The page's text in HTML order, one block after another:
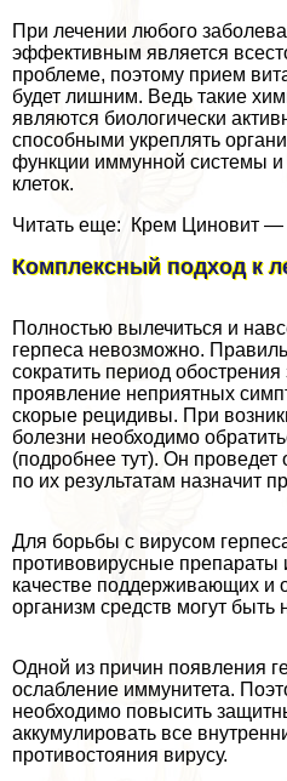
При лечении любого
эффективным является
проблеме, поэтому прием
будет лишним. Ведь такие
являются биологически
способными укреплять
функции иммунной системы и
клеток.
Читать еще: Крем Циновит —
Комплексный подход к
Полностью вылечиться и
гepпeса невозможно.
сократить период
проявление неприятных
скорые рецидивы. При
болезни необходимо
(подробнее тут). Он проведет
по их результатам назначит
Для борьбы с вирусом
противовирусные
качестве поддерживающих и
организм средств могут
Одной из причин появления
ослабление иммунитета.
необходимо повысить
аккумулировать все
противостояния вирусу.